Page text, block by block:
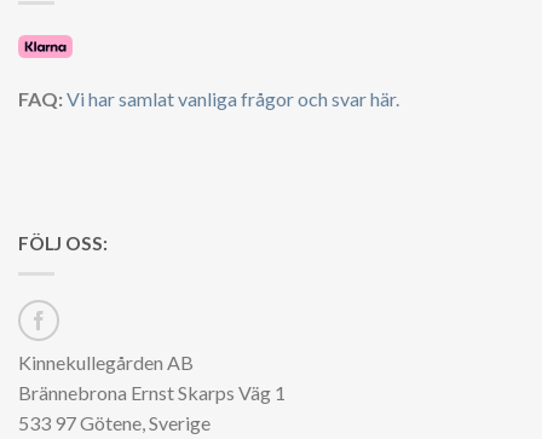
FAQ:Vi har samlat vanliga frågor och svar här.
FÖLJ OSS:
Kinnekullegården AB
Brännebrona Ernst Skarps Väg 1
533 97 Götene, Sverige